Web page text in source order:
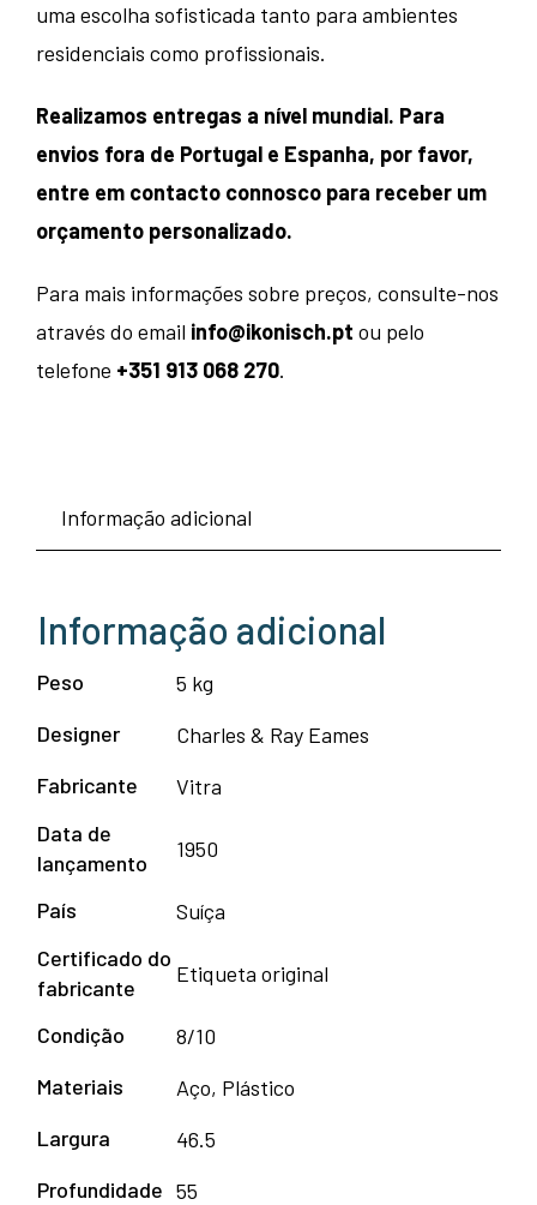
uma escolha sofisticada tanto para ambientes
residenciais como profissionais.
Realizamos entregas a nível mundial. Para
envios fora de Portugal e Espanha, por favor,
entre em contacto connosco para receber um
orçamento personalizado.
Para mais informações sobre preços, consulte-nos
através do email info@ikonisch.pt ou pelo
telefone +351 913 068 270.
Informação adicional
Informação adicional
Peso
5 kg
Designer
Charles & Ray Eames
Fabricante
Vitra
Data de
lançamento
1950
País
Suíça
Certificado do
fabricante
Etiqueta original
Condição
8/10
Materiais
Aço, Plástico
Largura
46.5
Profundidade 55